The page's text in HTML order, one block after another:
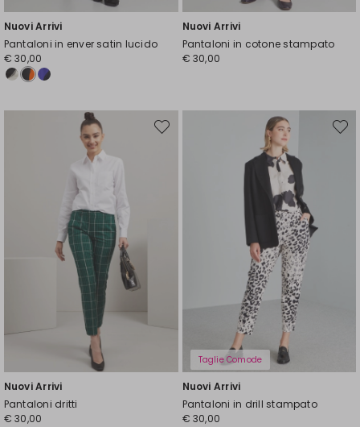
Nuovi Arrivi
Pantaloni in enver satin lucido
€ 30,00
Nuovi Arrivi
Pantaloni in cotone stampato
€ 30,00
Nuovi Arrivi
Pantaloni dritti
€ 30,00
Sposta
Taglie Comode
Nuovi Arrivi
Pantaloni in drill stampato
€ 30,00